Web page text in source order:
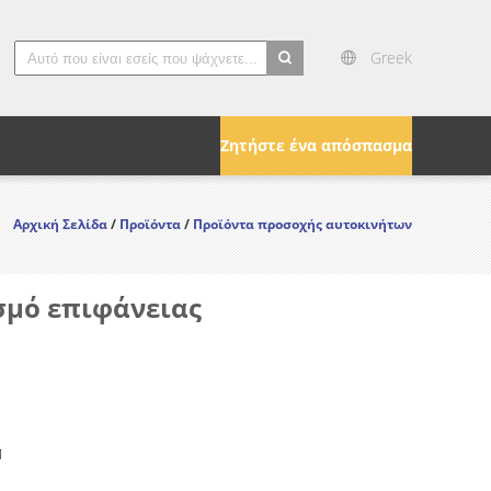
Greek
Ζητήστε ένα απόσπασμα
Αρχική Σελίδα/Προϊόντα/Προϊόντα προσοχής αυτοκινήτων
επιφάνειας